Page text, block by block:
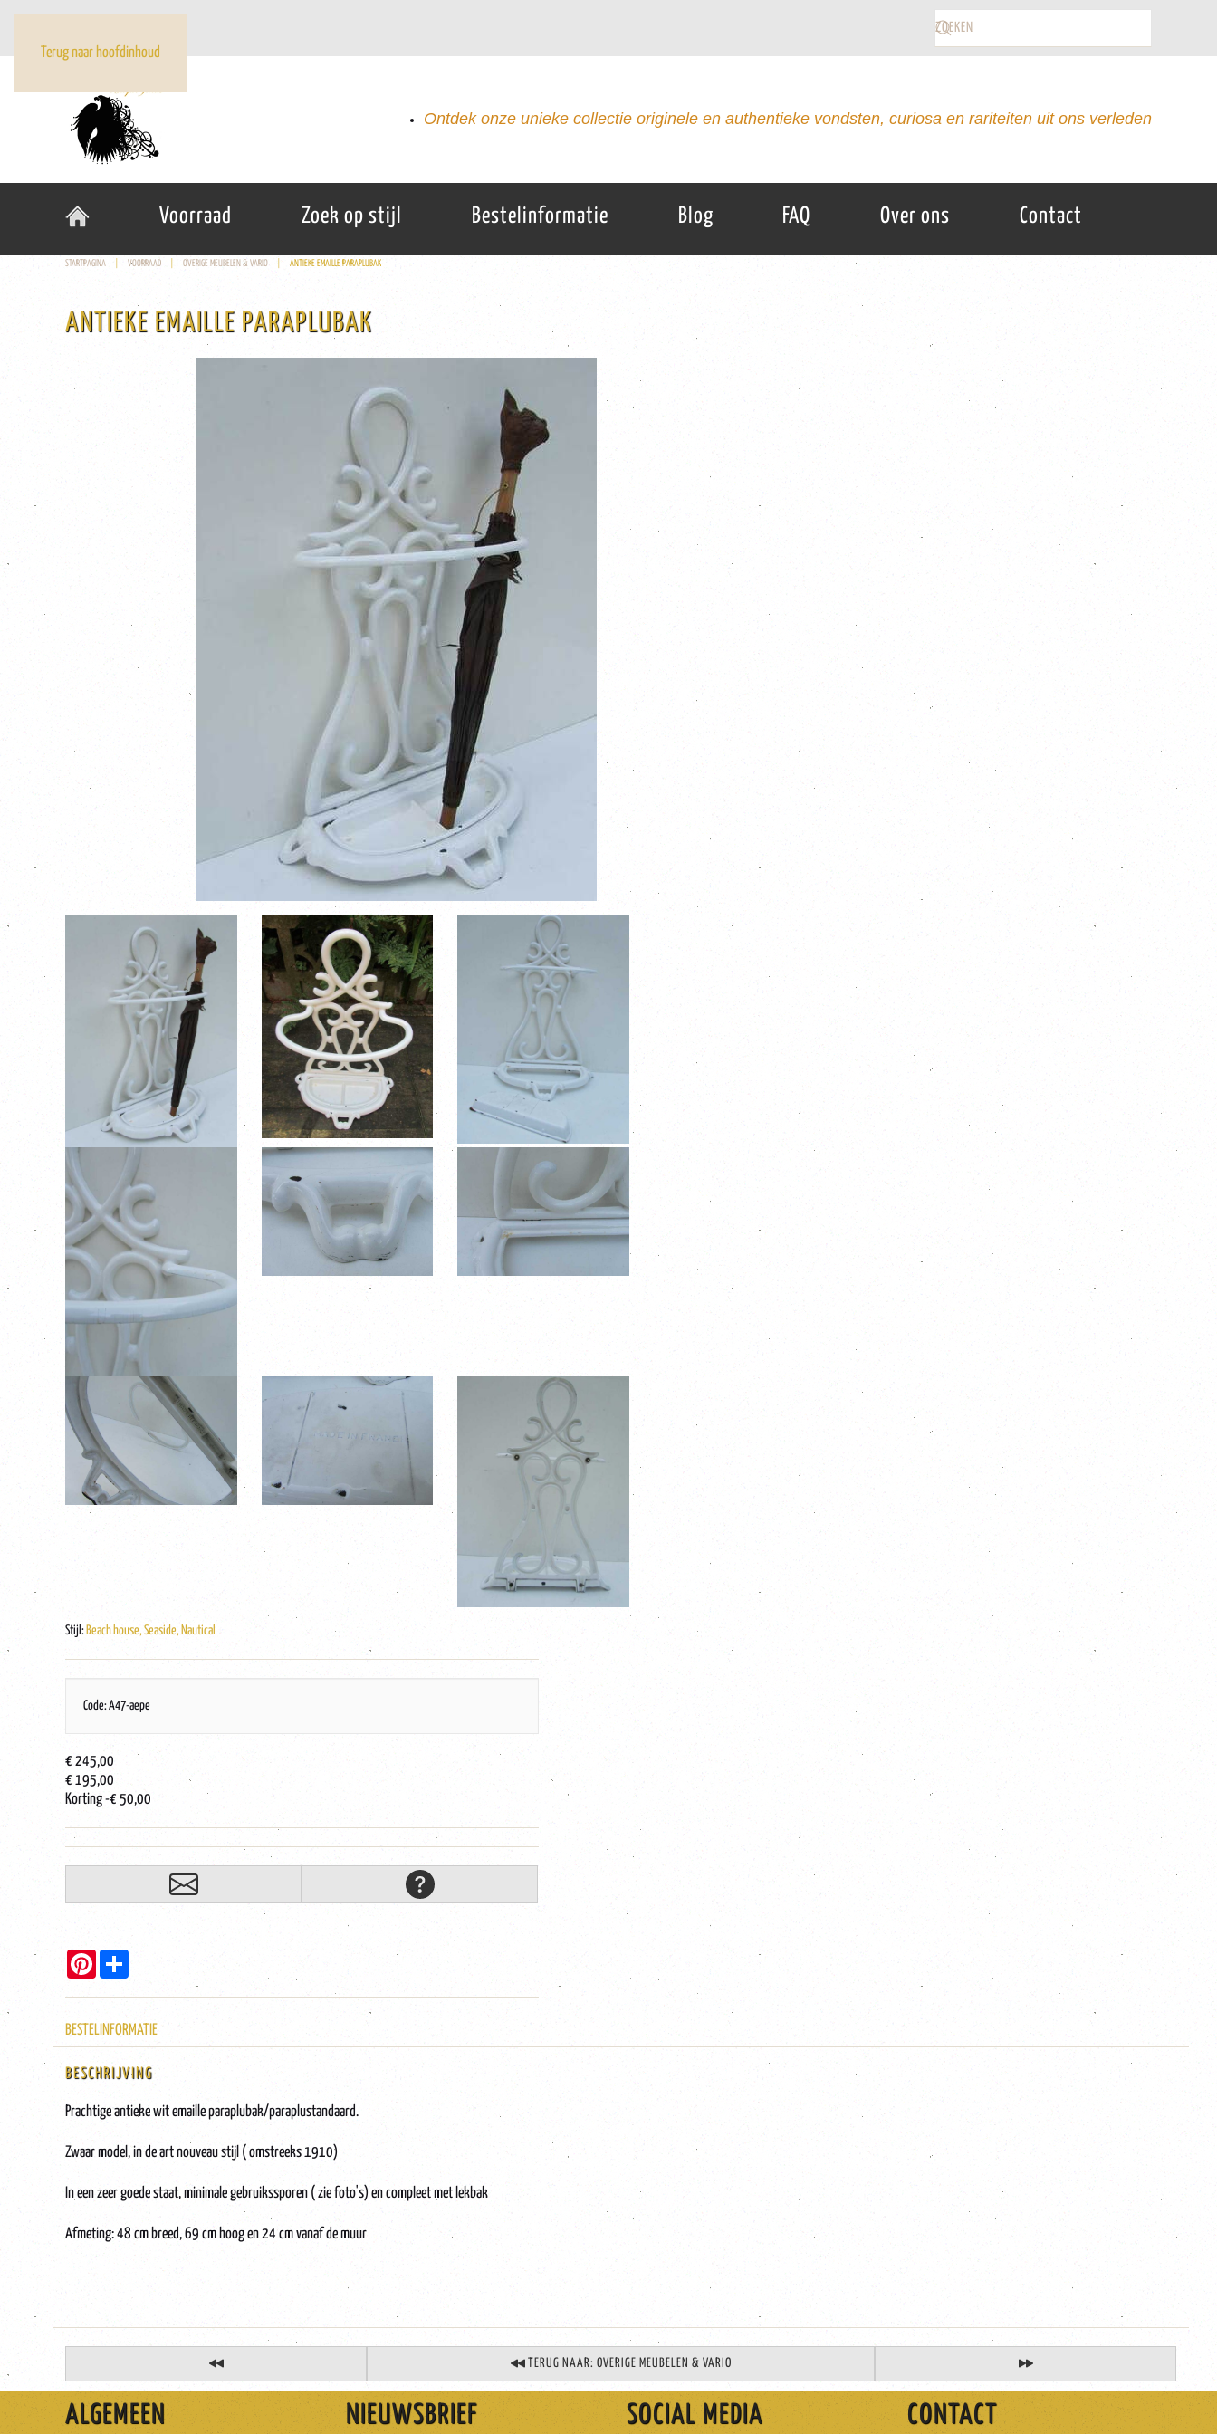
Terug naar hoofdinhoud
Ontdek onze unieke collectie originele en authentieke vondsten, curiosa en rariteiten uit ons verleden
Voorraad Zoek op stijl Bestelinformatie Blog FAQ Over ons Contact
STARTPAGINA VOORRAAD OVERIGE MEUBELEN & VARIO ANTIEKE EMAILLE PARAPLUBAK
ANTIEKE EMAILLE PARAPLUBAK
Stijl: Beach house, Seaside, Nautical
Code: A47-aepe
€ 245,00
€ 195,00
Korting-€ 50,00
Pinterest
BESTELINFORMATIE
BESCHRIJVING
Prachtige antieke wit emaille paraplubak/paraplustandaard.
Zwaar model, in de art nouveau stijl ( omstreeks 1910)
In een zeer goede staat, minimale gebruikssporen ( zie foto's) en compleet met lekbak
Afmeting: 48 cm breed, 69 cm hoog en 24 cm vanaf de muur
TERUG NAAR: OVERIGE MEUBELEN & VARIO
ALGEMEEN NIEUWSBRIEF SOCIAL MEDIA CONTACT